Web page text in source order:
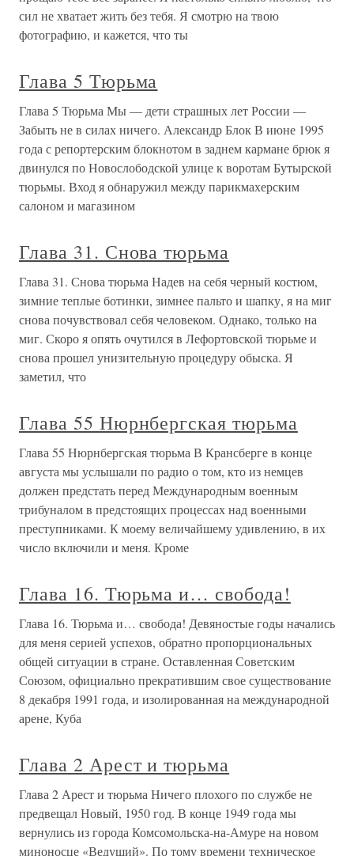
сил не хватает жить без тебя. Я смотрю на твою
фотографию, и кажется, что ты
Глава 5 Тюрьма
Глава 5 Тюрьма Мы — дети страшных лет России —
Забыть не в силах ничего. Александр Блок В июне 1995
года с репортерским блокнотом в заднем кармане брюк я
двинулся по Новослободской улице к воротам Бутырской
тюрьмы. Вход я обнаружил между парикмахерским
салоном и магазином
Глава 31. Снова тюрьма
Глава 31. Снова тюрьма Надев на себя черный костюм,
зимние теплые ботинки, зимнее пальто и шапку, я на миг
снова почувствовал себя человеком. Однако, только на
миг. Скоро я опять очутился в Лефортовской тюрьме и
снова прошел унизительную процедуру обыска. Я
заметил, что
Глава 55 Нюрнбергская тюрьма
Глава 55 Нюрнбергская тюрьма В Крансберге в конце
августа мы услышали по радио о том, кто из немцев
должен предстать перед Международным военным
трибуналом в предстоящих процессах над военными
преступниками. К моему величайшему удивлению, в их
число включили и меня. Кроме
Глава 16. Тюрьма и… свобода!
Глава 16. Тюрьма и… свобода! Девяностые годы начались
для меня серией успехов, обратно пропорциональных
общей ситуации в стране. Оставленная Советским
Союзом, официально прекратившим свое существование
8 декабря 1991 года, и изолированная на международной
арене, Куба
Глава 2 Арест и тюрьма
Глава 2 Арест и тюрьма Ничего плохого по службе не
предвещал Новый, 1950 год. В конце 1949 года мы
вернулись из города Комсомольска-на-Амуре на новом
миноносце «Ведущий». По тому времени техническое